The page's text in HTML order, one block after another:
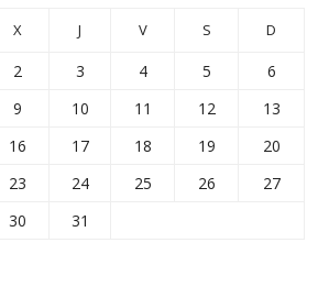
X J V S D
2 3 4 5
6
9 10 11 12
13
16 17 18 19
20
23 24 25 26
27
30 31